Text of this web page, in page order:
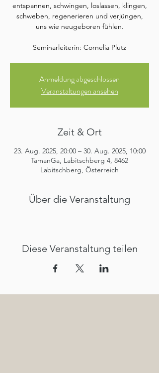
entspannen, schwingen, loslassen, klingen,
schweben, regenerieren und verjüngen,
uns wie neugeboren fühlen.
Seminarleiterin: Cornelia Plutz
Anmeldung abgeschlossen
Veranstaltungen ansehen
Zeit & Ort
23. Aug. 2025, 20:00 – 30. Aug. 2025, 10:00
TamanGa, Labitschberg 4, 8462
Labitschberg, Österreich
Über die Veranstaltung
Diese Veranstaltung teilen